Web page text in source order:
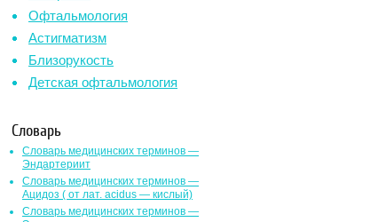
Офтальмология
Астигматизм
Близорукость
Детская офтальмология
Словарь
Словарь медицинских терминов —
Эндартериит
Словарь медицинских терминов —
Ацидоз ( от лат. асidus — кислый)
Словарь медицинских терминов —